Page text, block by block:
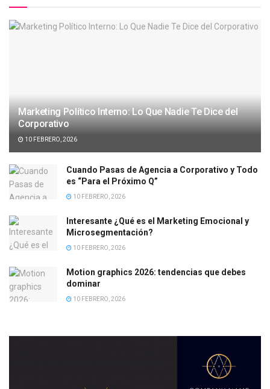
Marketing Político Interno: Lo Que Nadie Te Dice del
Corporativo
10 FEBRERO, 2026
Cuando Pasas de Agencia a Corporativo y Todo
es “Para el Próximo Q”
10 FEBRERO, 2026
Interesante ¿Qué es el Marketing Emocional y
Microsegmentación?
10 FEBRERO, 2026
Motion graphics 2026: tendencias que debes
dominar
10 FEBRERO, 2026